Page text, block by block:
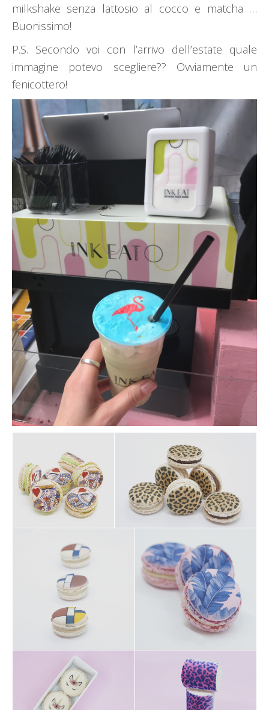
milkshake senza lattosio al cocco e matcha …
Buonissimo!
P.S. Secondo voi con l’arrivo dell’estate quale
immagine potevo scegliere?? Ovviamente un
fenicottero!